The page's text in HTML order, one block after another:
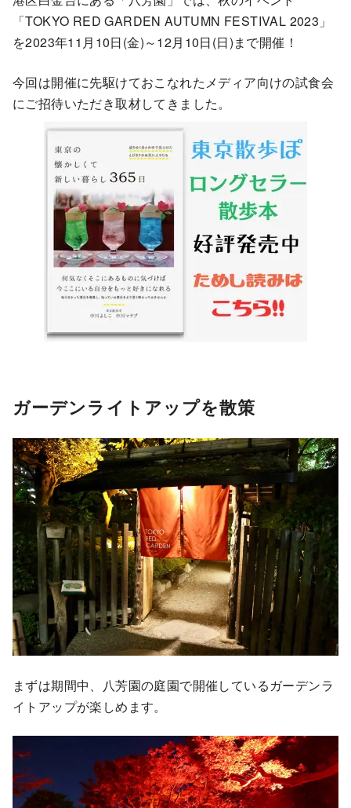
「TOKYO RED GARDEN AUTUMN FESTIVAL 2023」
を2023年11月10日(金)～12月10日(日)まで開催！
今回は開催に先駆けておこなれたメディア向けの試食会
にご招待いただき取材してきました。
ガーデンライトアップを散策
まずは期間中、八芳園の庭園で開催しているガーデンラ
イトアップが楽しめます。